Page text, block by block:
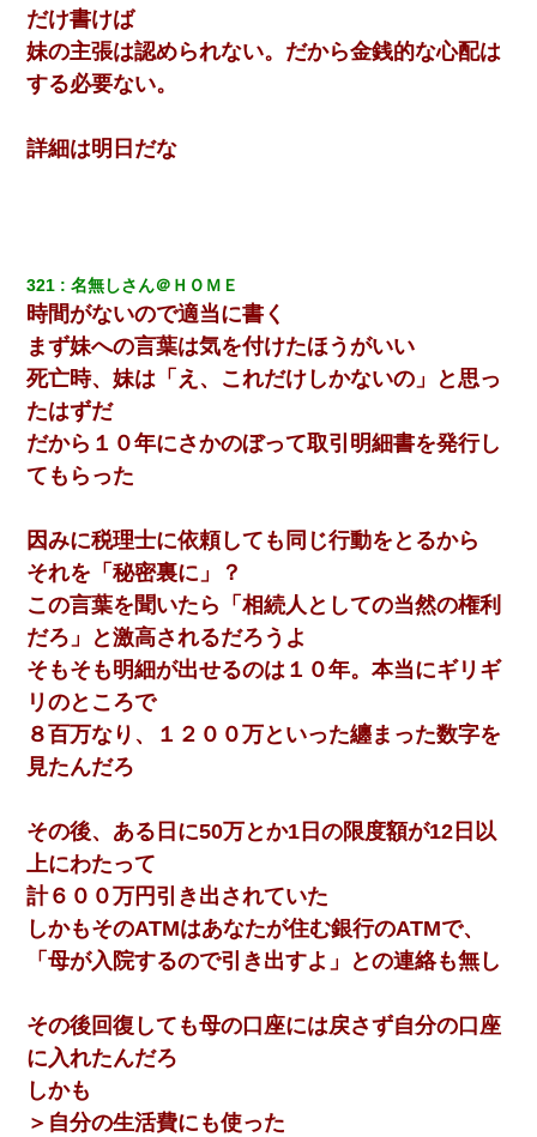
だけ書けば
妹の主張は認められない。だから金銭的な心配は
する必要ない。
詳細は明日だな
321 名無しさん＠ＨＯＭＥ
時間がないので適当に書く
まず妹への言葉は気を付けたほうがいい
死亡時、妹は「え、これだけしかないの」と思っ
たはずだ
だから１０年にさかのぼって取引明細書を発行し
てもらった
因みに税理士に依頼しても同じ行動をとるから
それを「秘密裏に」？
この言葉を聞いたら「相続人としての当然の権利
だろ」と激高されるだろうよ
そもそも明細が出せるのは１０年。本当にギリギ
リのところで
８百万なり、１２００万といった纏まった数字を
見たんだろ
その後、ある日に50万とか1日の限度額が12日以
上にわたって
計６００万円引き出されていた
しかもそのATMはあなたが住む銀行のATMで、
「母が入院するので引き出すよ」との連絡も無し
その後回復しても母の口座には戻さず自分の口座
に入れたんだろ
しかも
＞自分の生活費にも使った